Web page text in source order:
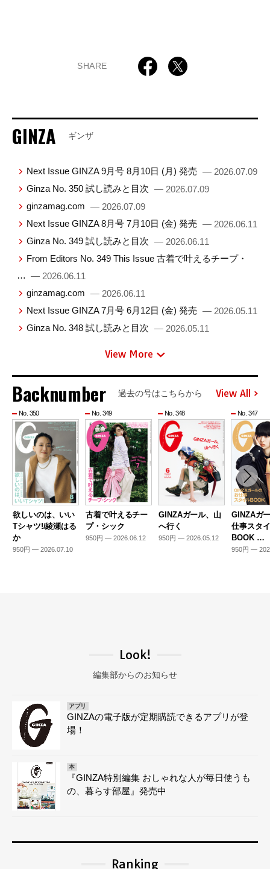
SHARE
GINZA ギンザ
Next Issue GINZA 9月号 8月10日 (月) 発売 — 2026.07.09
Ginza No. 350 試し読みと目次 — 2026.07.09
ginzamag.com — 2026.07.09
Next Issue GINZA 8月号 7月10日 (金) 発売 — 2026.06.11
Ginza No. 349 試し読みと目次 — 2026.06.11
From Editors No. 349 This Issue 古着で叶えるチープ・
… — 2026.06.11
ginzamag.com — 2026.06.11
Next Issue GINZA 7月号 6月12日 (金) 発売 — 2026.05.11
Ginza No. 348 試し読みと目次 — 2026.05.11
View More
Backnumber 過去の号はこちらから View All
No. 350
欲しいのは、いい
Tシャツ!/綾瀬はる
か
950円 — 2026.07.10
No. 349
古着で叶えるチー
プ・シック
950円 — 2026.06.12
No. 348
GINZAガール、山
へ行く
950円 — 2026.05.12
No. 347
GINZAガ
仕事スタ
BOOK …
950円 —
Look!
編集部からのお知らせ
アプリ
GINZAの電子版が定期購読できるアプリが登
場！
本
『GINZA特別編集 おしゃれな人が毎日使うも
の、暮らす部屋』発売中
Ranking